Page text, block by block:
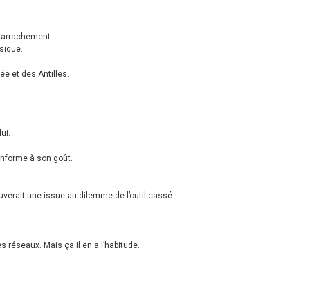
et des Antilles.
à son goût.
une issue au dilemme de l’outil cassé.
réseaux. Mais ça il en a l’habitude.